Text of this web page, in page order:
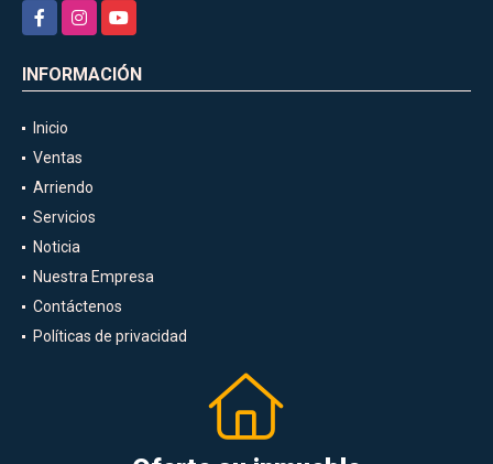
FacebookInstagramYouTube
INFORMACIÓN
Inicio
Ventas
Arriendo
Servicios
Noticia
Nuestra Empresa
Contáctenos
Políticas de privacidad